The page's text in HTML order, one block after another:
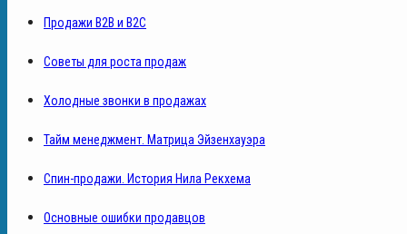
Продажи B2B и B2C
Советы для роста продаж
Холодные звонки в продажах
Тайм менеджмент. Матрица Эйзенхауэра
Спин-продажи. История Нила Рекхема
Основные ошибки продавцов